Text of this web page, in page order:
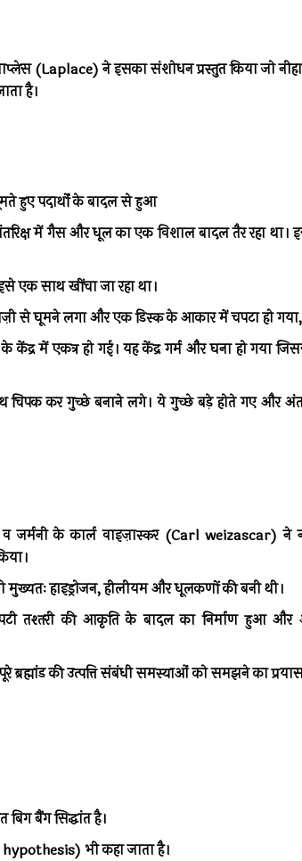
(Laplace) ने इसका संशोधन प्रस्तुत किया जो
है।
हुए पदार्थों के बादल से हुआ
में गैस और धूल का एक विशाल बादल तैर रहा था।
एक साथ खींचा जा रहा था।
से घूमने लगा और एक डिस्क के आकार में चपटा हो
में एकत्र हो गई। यह केंद्र गर्म और घना हो गया
कर गुच्छे बनाने लगे। ये गुच्छे बड़े होते गए और
वजर्मनी के कार्ल वाइज़ास्कर (Carl weizascar) ने
हाइड्रोजन, हीलीयम और धूलकणों की बनी थी।
तश्तरी की आकृति के बादल का निर्माण हुआ और
ब्रह्मांड की उत्पत्ति संबंधी समस्याओं को समझने का
बिग बैंग सिद्धांत है।
hypothesis) भी कहा जाता है।